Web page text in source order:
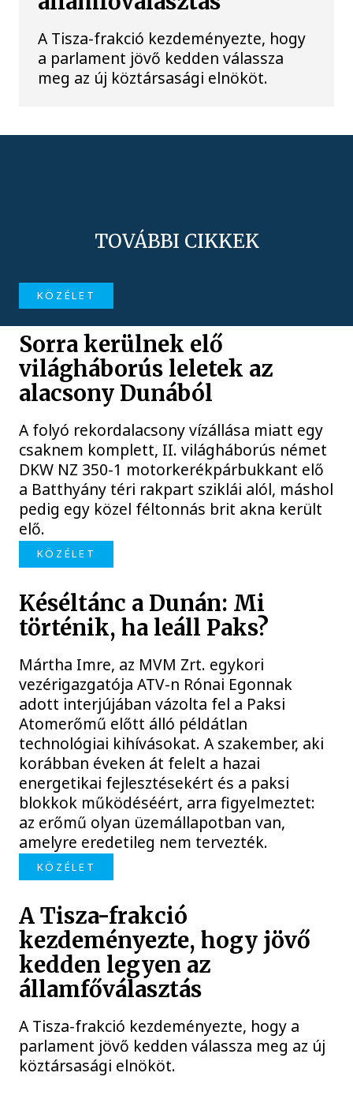
A Tisza-frakció kezdeményezte, hogy
a parlament jövő kedden válassza
meg az új köztársasági elnököt.
TOVÁBBI CIKKEK
KÖZÉLET
Sorra kerülnek elő
világháborús leletek az
alacsony Dunából
A folyó rekordalacsony vízállása miatt egy
csaknem komplett, II. világháborús német
DKW NZ 350-1 motorkerékpárbukkant elő
a Batthyány téri rakpart sziklái alól, máshol
pedig egy közel féltonnás brit akna került
elő.
KÖZÉLET
Késéltánc a Dunán: Mi
történik, ha leáll Paks?
Mártha Imre, az MVM Zrt. egykori
vezérigazgatója ATV-n Rónai Egonnak
adott interjújában vázolta fel a Paksi
Atomerőmű előtt álló példátlan
technológiai kihívásokat. A szakember, aki
korábban éveken át felelt a hazai
energetikai fejlesztésekért és a paksi
blokkok működéséért, arra figyelmeztet:
az erőmű olyan üzemállapotban van,
amelyre eredetileg nem tervezték.
KÖZÉLET
A Tisza-frakció
kezdeményezte, hogy jövő
kedden legyen az
államfőválasztás
A Tisza-frakció kezdeményezte, hogy a
parlament jövő kedden válassza meg az új
köztársasági elnököt.